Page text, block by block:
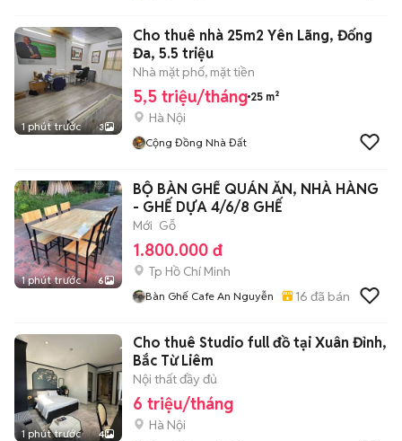
1 phút trước 3
Cho thuê nhà 25m2 Yên Lãng, Đống
Đa, 5.5 triệu
Nhà mặt phố, mặt tiền
5,5 triệu/tháng 25 m²
Hà Nội
Cộng Đồng Nhà Đất
1 phút trước 6
BỘ BÀN GHẾ QUÁN ĂN, NHÀ HÀNG
- GHẾ DỰA 4/6/8 GHẾ
Mới Gỗ
1.800.000 đ
Tp Hồ Chí Minh
Bàn Ghế Cafe An Nguyễn 16 đã bán
1 phút trước 4
Cho thuê Studio full đồ tại Xuân Đỉnh,
Bắc Từ Liêm
Nội thất đầy đủ
6 triệu/tháng
Hà Nội